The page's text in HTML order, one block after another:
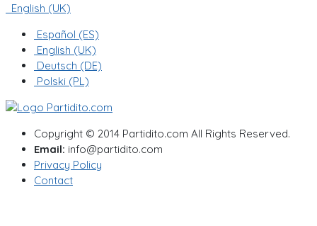
English (UK)
Español (ES)
English (UK)
Deutsch (DE)
Polski (PL)
Copyright © 2014 Partidito.com All Rights Reserved.
Email: info@partidito.com
Privacy Policy
Contact